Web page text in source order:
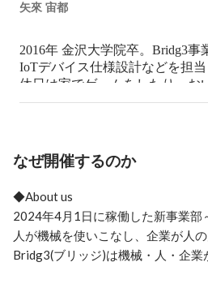
矢來 宙都
2016年 金沢大学院卒。Bridg3
IoTデバイス仕様設計などを担
休日は家でゲームをしたり、お
探しに出かけたりしています。
なぜ開催するのか
◆About us
2024年4月1日に稼働した新事業部
人が機械を使いこなし、企業が人の
​Bridg3(ブリッジ)は機械・人・企